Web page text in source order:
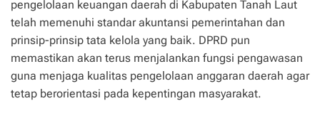
pengelolaan keuangan daerah di Kabupaten Tanah Laut
telah memenuhi standar akuntansi pemerintahan dan
prinsip-prinsip tata kelola yang baik. DPRD pun
memastikan akan terus menjalankan fungsi pengawasan
guna menjaga kualitas pengelolaan anggaran daerah agar
tetap berorientasi pada kepentingan masyarakat.